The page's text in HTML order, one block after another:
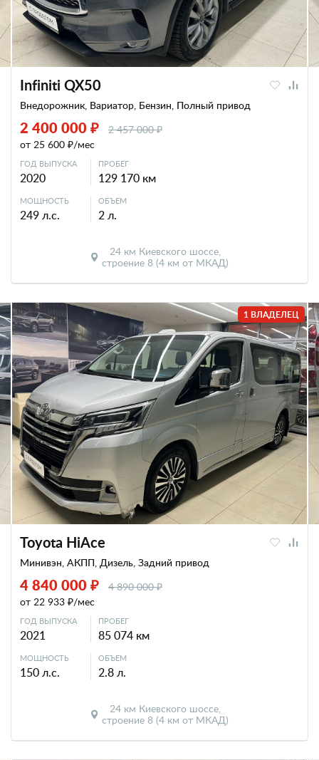
Infiniti QX50
Внедорожник, Вариатор, Бензин, Полный привод
2 400 000 ₽
2 457 000 ₽
от 25 600 ₽/мес
ГОД ВЫПУСКА
2020
ПРОБЕГ
129 170 км
МОЩНОСТЬ
249 л.с.
ОБЪЕМ
2 л.
24 км Киевского шоссе,
строение 8 (4 км от МКАД)
1 ВЛАДЕЛЕЦ
Toyota HiAce
Минивэн, АКПП, Дизель, Задний привод
4 840 000 ₽
4 890 000 ₽
от 22 933 ₽/мес
ГОД ВЫПУСКА
2021
ПРОБЕГ
85 074 км
МОЩНОСТЬ
150 л.с.
ОБЪЕМ
2.8 л.
24 км Киевского шоссе,
строение 8 (4 км от МКАД)